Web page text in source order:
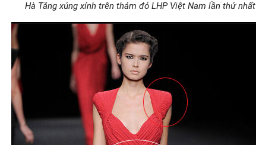
Hà Tăng xúng xính trên thảm đỏ LHP Việt Nam lần thứ nhất